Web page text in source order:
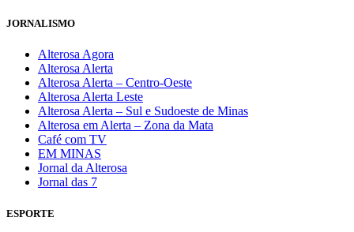
JORNALISMO
Alterosa Agora
Alterosa Alerta
Alterosa Alerta – Centro-Oeste
Alterosa Alerta Leste
Alterosa Alerta – Sul e Sudoeste de Minas
Alterosa em Alerta – Zona da Mata
Café com TV
EM MINAS
Jornal da Alterosa
Jornal das 7
ESPORTE